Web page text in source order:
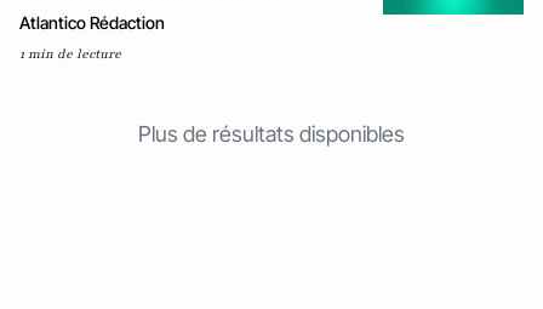
Atlantico Rédaction
1 min de lecture
Plus de résultats disponibles